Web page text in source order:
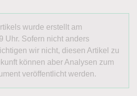
wurde erstellt am
Uhr. Sofern nicht anders
wir nicht, diesen Artikel zu
können aber Analysen zum
veröffentlicht werden.